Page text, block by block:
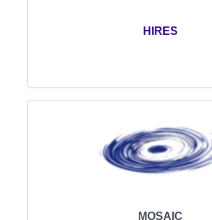
HIRES
MOSAIC